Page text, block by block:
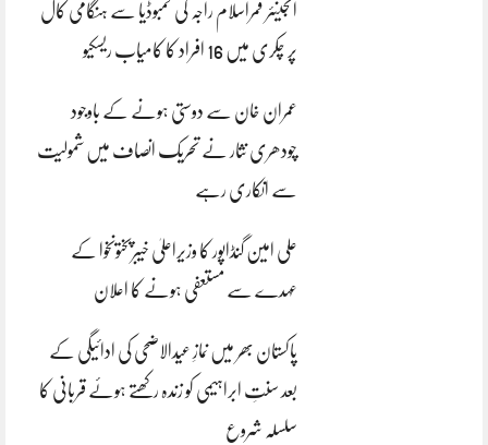
انجینئر قمراسلام راجہ کی کمبوڈیا سے ہنگامی کال
پر چکری میں 16 افراد کا کامیاب ریسکیو
عمران خان سے دوستی ہونے کے باوجود
چودھری نثار نے تحریک انصاف میں شمولیت
سے انکاری رہے
علی امین گنڈاپور کا وزیراعلیٰ خیبرپختونخوا کے
عہدے سے مستعفی ہونے کا اعلان
پاکستان بھر میں نمازِ عیدالاضحی کی ادائیگی کے
بعد سنتِ ابراہیمی کو زندہ رکھتے ہوئے قربانی کا
سلسلہ شروع